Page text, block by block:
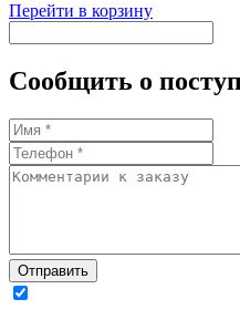
Перейти в корзину
Сообщить о
Отправить